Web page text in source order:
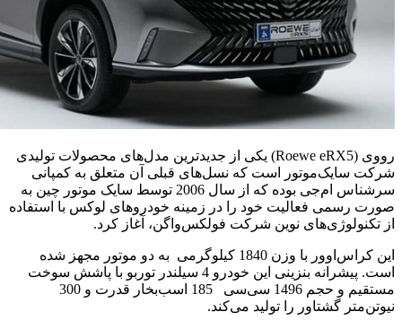
رووی (Roewe eRX5) یکی از جدیدترین مدل‌های محصولات تولیدی
شرکت سایک‌موتور است که نسل‌های قبلی آن متعلق به کمپانی
سرشناس ام‌جی بوده که از سال 2006 توسط سایک موتور چین به
صورت رسمی فعالیت خود را در زمینه خودروهای لوکس با استفاده
از تکنولوژی‌های نوین شرکت فولکس‌واگن، آغاز کرد.
این کراس‌اوور با وزن 1840 کیلوگرمی به دو موتور مجهز شده
است. پیشرانه بنزینی این خودرو 4 سیلندر توربو با پاشش سوخت
مستقیم و حجم 1496 سی‌سی 185 اسب‌بخار قدرت و 300
نیوتن‌متر گشتاور را تولید می‌‌کند.